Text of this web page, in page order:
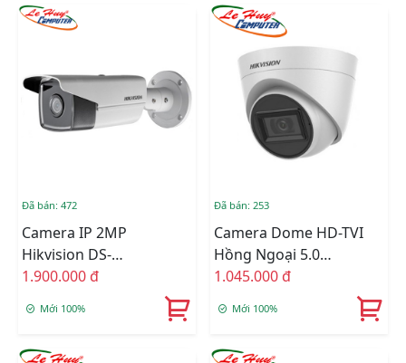
Đã bán: 472
Camera IP 2MP
Hikvision DS-
2CD2T23G0-I8
1.900.000 đ
Mới 100%
Đã bán: 253
Camera Dome HD-TVI
Hồng Ngoại 5.0
Megapixel HIKVISION
1.045.000 đ
Mới 100%